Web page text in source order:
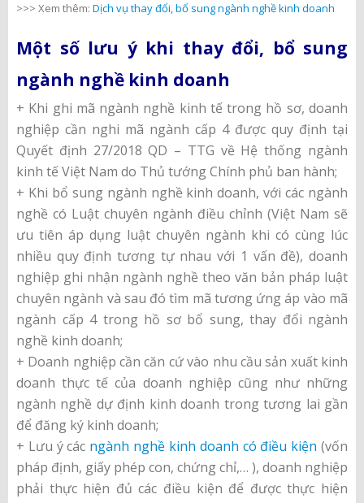
>>> Xem thêm: Dịch vụ thay đổi, bổ sung ngành nghề kinh doanh
Một số lưu ý khi thay đổi, bổ sung
ngành nghề kinh doanh
+ Khi ghi mã ngành nghề kinh tế trong hồ sơ, doanh
nghiệp cần nghi mã ngành cấp 4 được quy định tại
Quyết định 27/2018 QD – TTG về Hệ thống ngành
kinh tế Việt Nam do Thủ tướng Chính phủ ban hành;
+ Khi bổ sung ngành nghề kinh doanh, với các ngành
nghề có Luật chuyên ngành điều chỉnh (Việt Nam sẽ
ưu tiên áp dụng luật chuyên ngành khi có cùng lúc
nhiều quy định tương tự nhau với 1 vấn đề), doanh
nghiệp ghi nhận ngành nghề theo văn bản pháp luật
chuyên ngành và sau đó tìm mã tương ứng áp vào mã
ngành cấp 4 trong hồ sơ bổ sung, thay đổi ngành
nghề kinh doanh;
+ Doanh nghiệp cần căn cứ vào nhu cầu sản xuất kinh
doanh thực tế của doanh nghiệp cũng như những
ngành nghề dự định kinh doanh trong tương lai gần
để đăng ký kinh doanh;
+ Lưu ý các ngành nghề kinh doanh có điều kiện (vốn
pháp định, giấy phép con, chứng chỉ,… ), doanh nghiệp
phải thực hiện đủ các điều kiện để được thực hiện